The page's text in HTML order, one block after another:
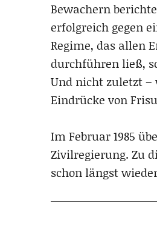
Bewachern
erfolgreich gegen
Regime, das allen
durchführen ließ,
Und nicht zuletzt –
Eindrücke von
Im Februar 1985
Zivilregierung. Zu
schon längst